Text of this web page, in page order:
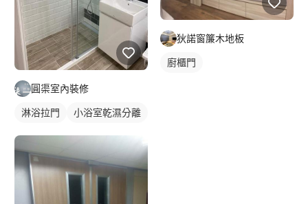
圓渠室內裝修
淋浴拉門 小浴室乾濕分離
狄諾窗簾木地板
廚櫃門